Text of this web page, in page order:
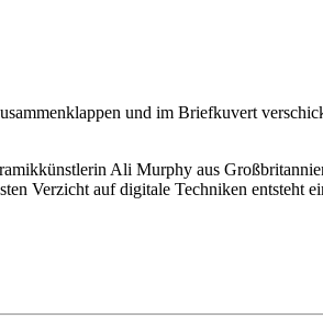
und im Briefkuvert
Ali Murphy aus
Verzicht auf digitale Techniken entsteht